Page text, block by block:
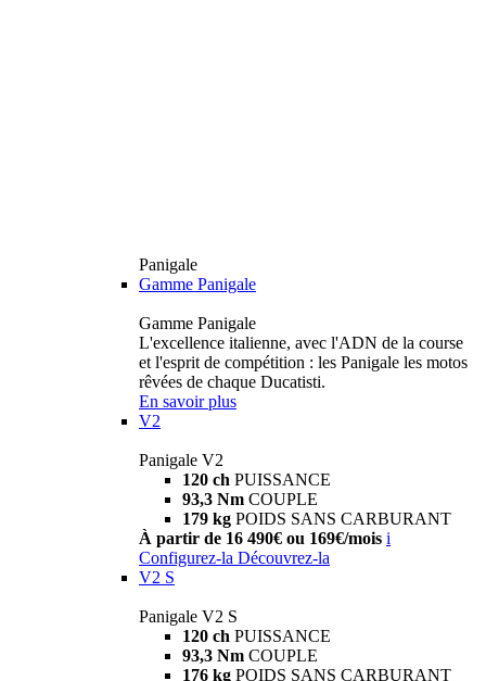
Panigale
Gamme Panigale
Gamme Panigale
L'excellence italienne, avec l'ADN de la course
et l'esprit de compétition : les Panigale les motos
rêvées de chaque Ducatisti.
En savoir plus
V2
Panigale V2
120 ch PUISSANCE
93,3 Nm COUPLE
179 kg POIDS SANS CARBURANT
À partir de 16 490€ ou 169€/mois i
Configurez-la Découvrez-la
V2 S
Panigale V2 S
120 ch PUISSANCE
93,3 Nm COUPLE
176 kg POIDS SANS CARBURANT